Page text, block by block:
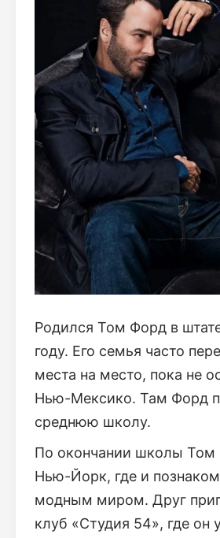
Родился Том Форд в
году. Его семья часто
места на место, пока не
Нью-Мексико. Там Форд
среднюю школу.
По окончании школы Том
Нью-Йорк, где и
модным миром. Друг
клуб «Студия 54», где он